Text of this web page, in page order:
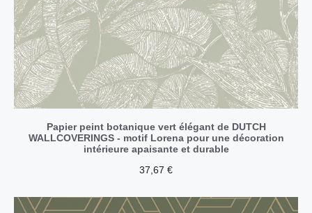
Papier peint botanique vert élégant de DUTCH
WALLCOVERINGS - motif Lorena pour une décoration
intérieure apaisante et durable
37,67 €